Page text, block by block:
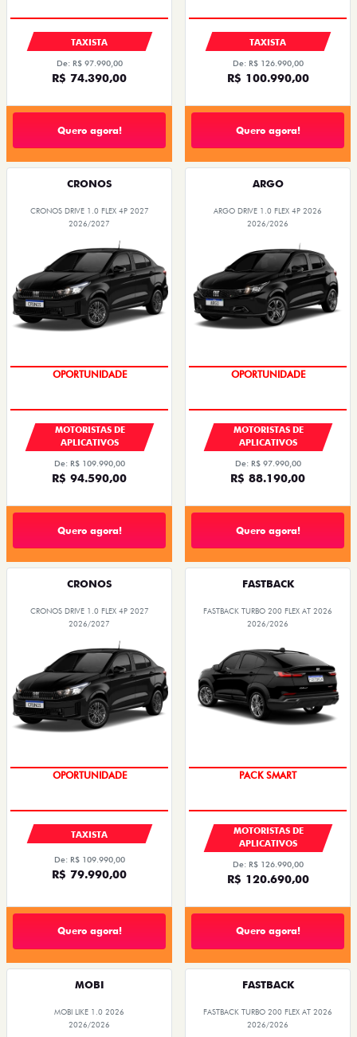
TAXISTA
De: R$ 97.990,00
R$ 74.390,00
Quero agora!
TAXISTA
De: R$ 126.990,00
R$ 100.990,00
Quero agora!
CRONOS
CRONOS DRIVE 1.0 FLEX 4P 2027
2026/2027
OPORTUNIDADE
MOTORISTAS DE
APLICATIVOS
De: R$ 109.990,00
R$ 94.590,00
Quero agora!
ARGO
ARGO DRIVE 1.0 FLEX 4P 2026
2026/2026
OPORTUNIDADE
MOTORISTAS DE
APLICATIVOS
De: R$ 97.990,00
R$ 88.190,00
Quero agora!
CRONOS
CRONOS DRIVE 1.0 FLEX 4P 2027
2026/2027
OPORTUNIDADE
TAXISTA
De: R$ 109.990,00
R$ 79.990,00
Quero agora!
FASTBACK
FASTBACK TURBO 200 FLEX AT 2026
2026/2026
PACK SMART
MOTORISTAS DE
APLICATIVOS
De: R$ 126.990,00
R$ 120.690,00
Quero agora!
MOBI
MOBI LIKE 1.0 2026
2026/2026
FASTBACK
FASTBACK TURBO 200 FLEX AT 2026
2026/2026